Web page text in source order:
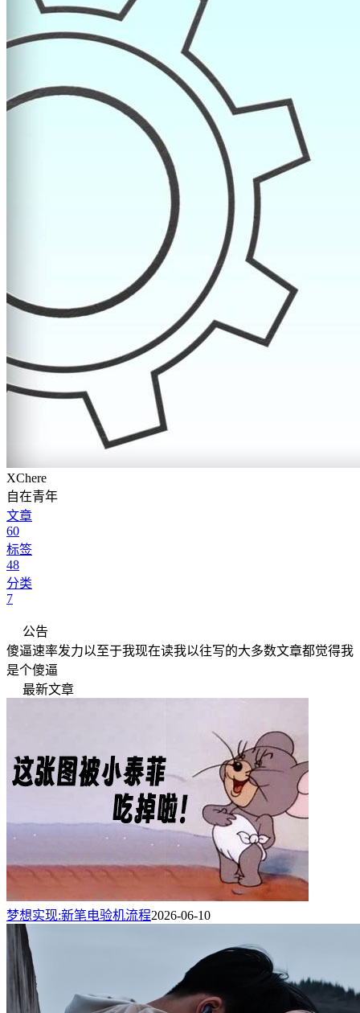
XChere
自在青年
文章
60
标签
48
分类
7
公告
傻逼速率发力以至于我现在读我以往写的大多数文章都觉得我
是个傻逼
最新文章
梦想实现:新笔电验机流程2026-06-10